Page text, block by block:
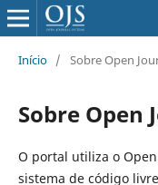
Início / Sobre Open
Sobre Open
O portal utiliza o Open
sistema de código